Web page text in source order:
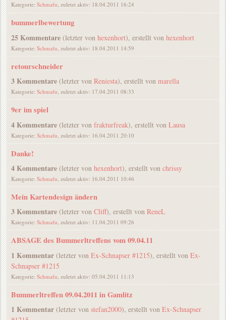
Kategorie: Schmafu, zuletzt aktiv: 18.04.2011 16:24
bummerlbewertung
25 Kommentare(letzter von hexenhort), erstellt von hexenhort
Kategorie: Schmafu , zuletzt aktiv: 18.04.2011 14:59
retourschneider
3 Kommentare(letzter von Reniesta), erstellt von marella
Kategorie: Schmafu, zuletzt aktiv: 17.04.2011 08:33
9er im spiel
4 Kommentare(letzter von frakturfreak), erstellt von Lausa
Kategorie: Schmafu , zuletzt aktiv: 16.04.2011 20:10
Danke!
4 Kommentare(letzter von hexenhort), erstellt von chrissy
Kategorie: Schmafu , zuletzt aktiv: 16.04.2011 10:46
Mein Kartendesign ändern
3 Kommentare(letzter von Cliff), erstellt von ReneL
Kategorie: Schmafu, zuletzt aktiv: 11.04.2011 09:26
ABSAGE des Bummerltreffens vom 09.04.11
1 Kommentar(letzter von Ex-Schnapser #1215), erstellt von Ex-
Schnapser #1215
Kategorie: Schmafu , zuletzt aktiv: 05.04.2011 11:13
Bummerltreffen 09.04.2011 in Gamlitz
1 Kommentar(letzter von stefan2000), erstellt von Ex-Schnapser